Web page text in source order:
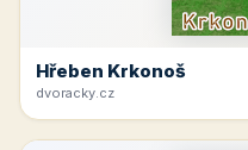
Hřeben Krkonoš
dvoracky.cz